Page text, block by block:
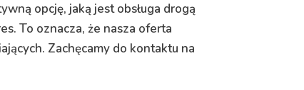
opcję, jaką jest obsługa drogą
To oznacza, że nasza oferta
Zachęcamy do kontaktu na